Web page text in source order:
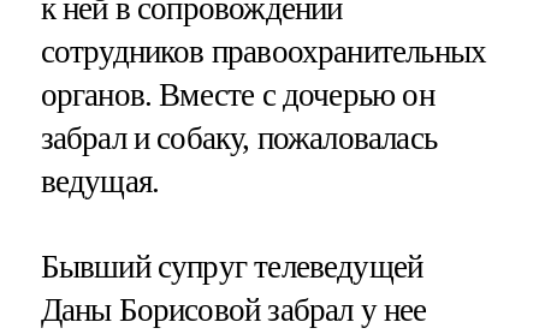
к ней в сопровождении
сотрудников правоохранительных
органов. Вместе с дочерью он
забрал и собаку, пожаловалась
ведущая.
Бывший супруг телеведущей
Даны Борисовой забрал у нее